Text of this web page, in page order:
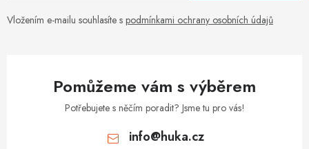
Vložením e-mailu souhlasíte s podmínkami ochrany osobních údajů
Pomůžeme vám s výběrem
Potřebujete s něčím poradit? Jsme tu pro vás!
info@huka.cz